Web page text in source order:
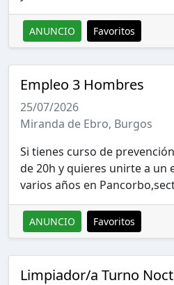
ANUNCIO Favoritos
Empleo 3 Hombres
25/07/2026
Miranda de Ebro, Burgos
Si tienes curso de
de 20h y quieres unirte a un
varios años en
ANUNCIO Favoritos
Limpiador/a Turno